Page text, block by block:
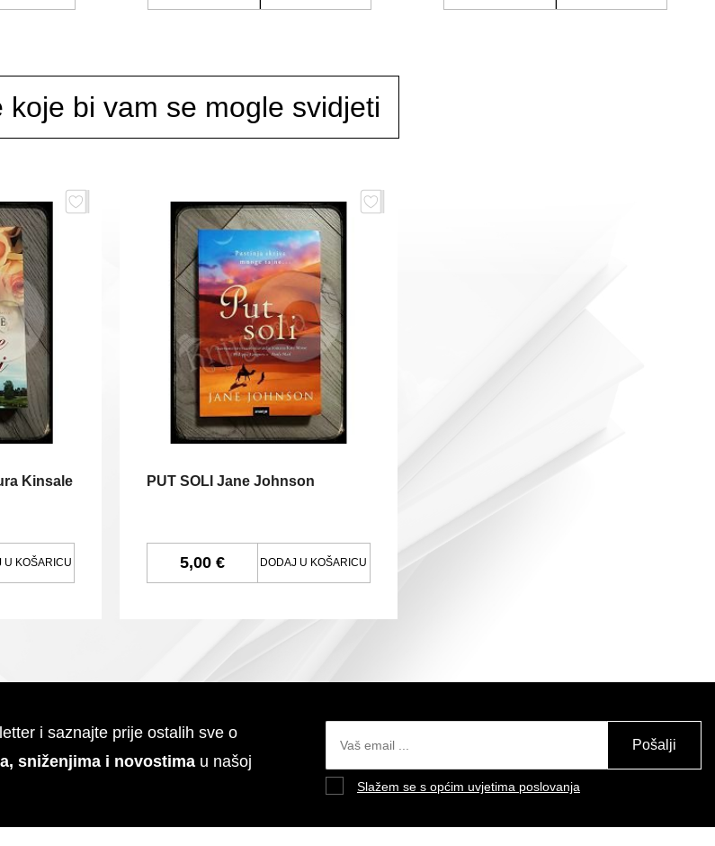
koje bi vam se mogle svidjeti
Kinsale
U KOŠARICU
PUT SOLI Jane Johnson
5,00 € DODAJ U KOŠARICU
i saznajte prije ostalih sve o
sniženjima i novostima u našoj
Pošalji
Slažem se s općim uvjetima poslovanja